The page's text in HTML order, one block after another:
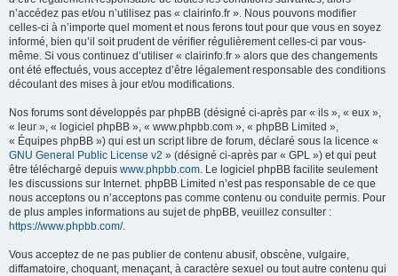
n’accédez pas et/ou n’utilisez pas « clairinfo.fr ». Nous pouvons modifier
celles-ci à n’importe quel moment et nous ferons tout pour que vous en soyez
informé, bien qu’il soit prudent de vérifier régulièrement celles-ci par vous-
même. Si vous continuez d’utiliser « clairinfo.fr » alors que des changements
ont été effectués, vous acceptez d’être légalement responsable des conditions
découlant des mises à jour et/ou modifications.
Nos forums sont développés par phpBB (désigné ci-après par « ils », « eux »,
« leur », « logiciel phpBB », « www.phpbb.com », « phpBB Limited »,
« Équipes phpBB ») qui est un script libre de forum, déclaré sous la licence «
GNU General Public License v2 » (désigné ci-après par « GPL ») et qui peut
être téléchargé depuis www.phpbb.com. Le logiciel phpBB facilite seulement
les discussions sur Internet. phpBB Limited n’est pas responsable de ce que
nous acceptons ou n’acceptons pas comme contenu ou conduite permis. Pour
de plus amples informations au sujet de phpBB, veuillez consulter :
https://www.phpbb.com/.
Vous acceptez de ne pas publier de contenu abusif, obscène, vulgaire,
diffamatoire, choquant, menaçant, à caractère sexuel ou tout autre contenu qui